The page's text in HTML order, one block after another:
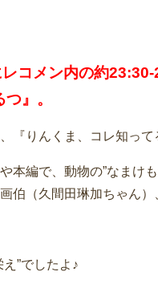
コメン内の約
』。
『りんくま、コレ知って
本編で、動物の”なまけ
伯（久間田琳加ちゃん）
”でしたよ♪